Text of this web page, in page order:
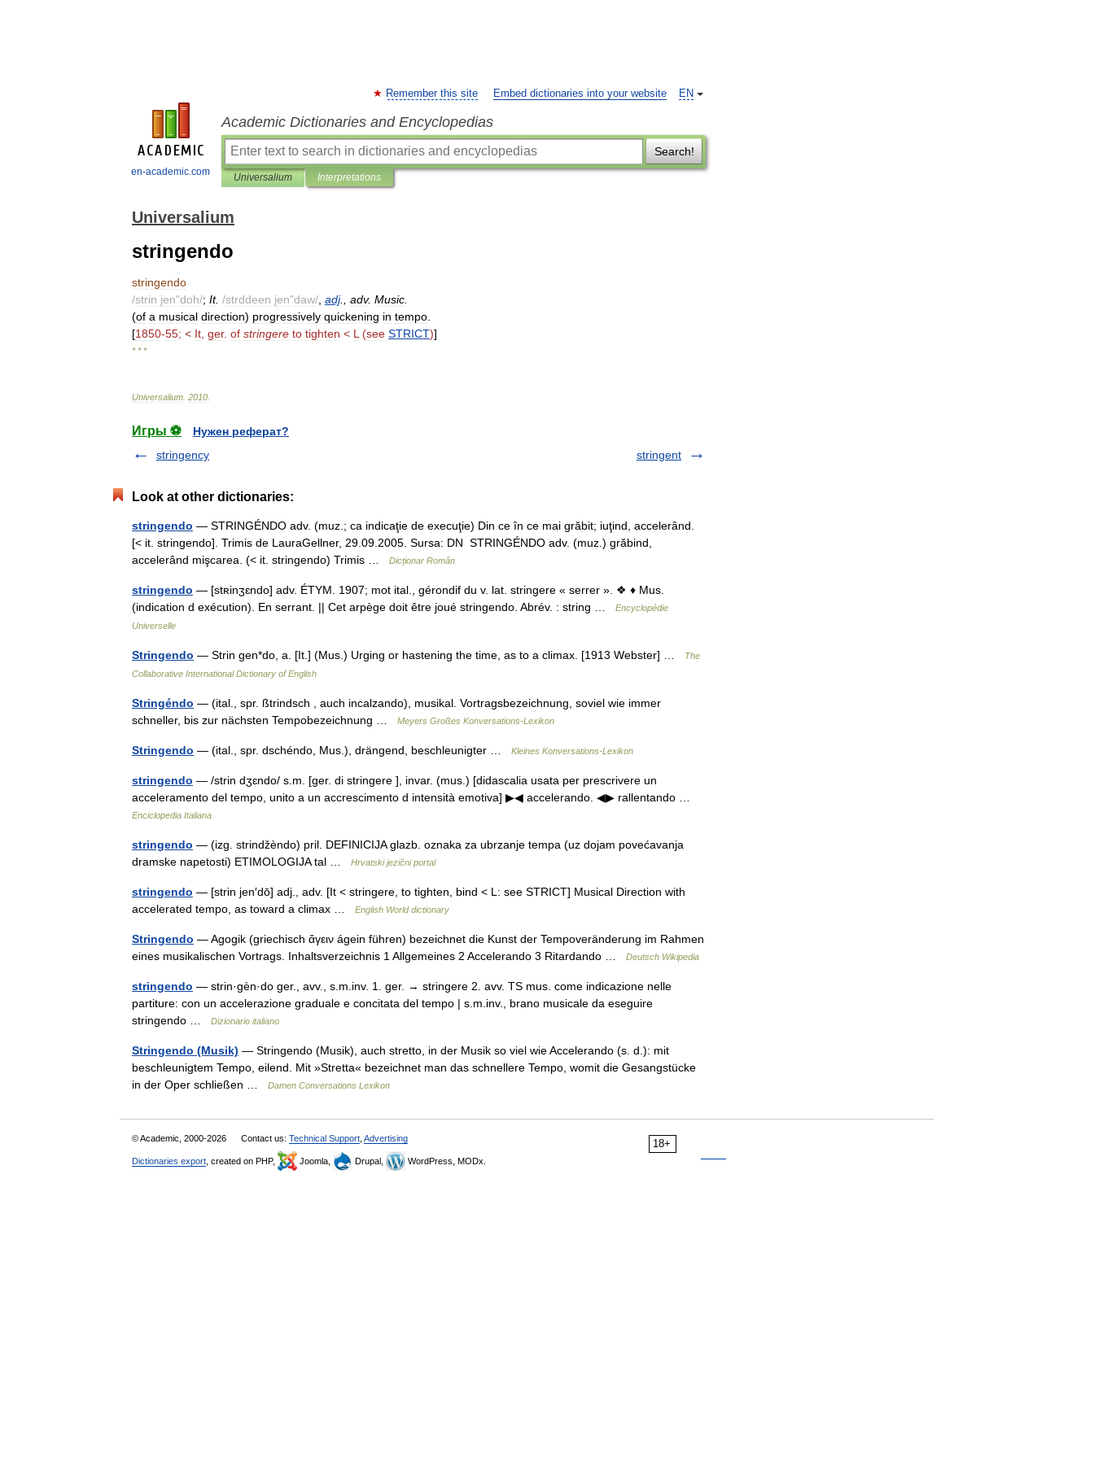
en-academic.com
EN
Remember this site Embed dictionaries into your website
Academic Dictionaries and Encyclopedias
Search!
Universalium Interpretations
Universalium
stringendo
stringendo
/strin jen"doh/; It. /strddeen jen"daw/ adj., adv. Music
(of a musical direction) progressively quickening in tempo
[1850-55; < It ger. of stringere to tighten < L (see STRICT)]
* * *
Universalium 2010
Игры ⚽
Нужен реферат?
stringency
stringent
Look at other dictionaries:
stringendo — STRINGÉNDO adv. (muz.; ca indicaţie de execuţie) Din ce în ce mai grăbit; iuţind, accelerând.
[< it. stringendo]. Trimis de LauraGellner, 29.09.2005. Sursa: DN STRINGÉNDO adv. (muz.) grăbind,
accelerând mişcarea. (< it. stringendo) Trimis …
Dicționar Român
stringendo — [stʀinʒɛndo] adv. ÉTYM. 1907; mot ital., gérondif du v. lat. stringere « serrer ». ❖ ♦ Mus.
(indication d exécution). En serrant. || Cet arpège doit être joué stringendo. Abrév. : string …
Encyclopédie
Universelle
Stringendo — Strin gen*do, a. [It.] (Mus.) Urging or hastening the time, as to a climax. [1913 Webster] …
The
Collaborative International Dictionary of English
Stringéndo — (ital., spr. ßtrindsch , auch incalzando), musikal. Vortragsbezeichnung, soviel wie immer
schneller, bis zur nächsten Tempobezeichnung …
Meyers Großes Konversations-Lexikon
Stringendo — (ital., spr. dschéndo, Mus.), drängend, beschleunigter … Kleines Konversations-Lexikon
stringendo — /strin dʒɛndo/ s.m. [ger. di stringere ], invar. (mus.) [didascalia usata per prescrivere un
acceleramento del tempo, unito a un accrescimento d intensità emotiva] ▶◀ accelerando. ◀▶ rallentando …
Enciclopedia Italiana
stringendo — (izg. strindžèndo) pril. DEFINICIJA glazb. oznaka za ubrzanje tempa (uz dojam povećavanja
dramske napetosti) ETIMOLOGIJA tal …
Hrvatski jezični portal
stringendo — [strin jen′dō] adj., adv. [It < stringere, to tighten, bind < L: see STRICT] Musical Direction with
accelerated tempo, as toward a climax …
English World dictionary
Stringendo — Agogik (griechisch ἄγειν ágein führen) bezeichnet die Kunst der Tempoveränderung im Rahmen
eines musikalischen Vortrags. Inhaltsverzeichnis 1 Allgemeines 2 Accelerando 3 Ritardando …
Deutsch Wikipedia
stringendo — strin·gèn·do ger., avv., s.m.inv. 1. ger. → stringere 2. avv. TS mus. come indicazione nelle
partiture: con un accelerazione graduale e concitata del tempo | s.m.inv., brano musicale da eseguire
stringendo …
Dizionario italiano
Stringendo (Musik) — Stringendo (Musik), auch stretto, in der Musik so viel wie Accelerando (s. d.): mit
beschleunigtem Tempo, eilend. Mit »Stretta« bezeichnet man das schnellere Tempo, womit die Gesangstücke
in der Oper schließen …
Damen Conversations Lexikon
18+
© Academic, 2000-2026 Contact us: Technical Support Advertising
Dictionaries export , created on PHP, Joomla, Drupal, WordPress, MODx.